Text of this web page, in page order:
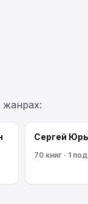
Сергей
70 книг · 1